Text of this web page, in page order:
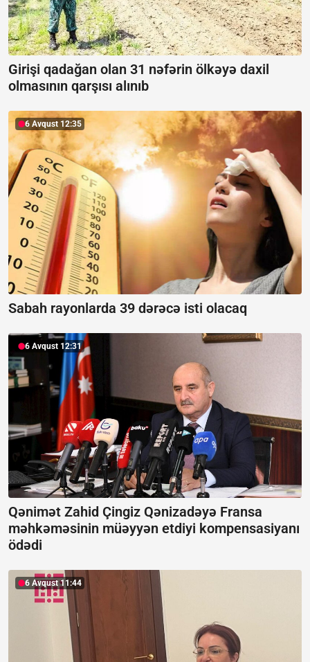
Girişi qadağan olan 31 nəfərin ölkəyə daxil
olmasının qarşısı alınıb
6 Avqust 12:35
Sabah rayonlarda 39 dərəcə isti olacaq
6 Avqust 12:31
Qənimət Zahid Çingiz Qənizadəyə Fransa
məhkəməsinin müəyyən etdiyi kompensasiyanı
ödədi
6 Avqust 11:44